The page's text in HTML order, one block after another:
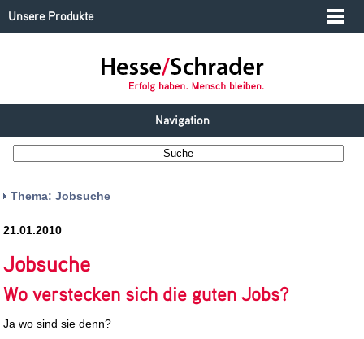
Unsere Produkte
Navigation
Thema: Jobsuche
21.01.2010
Jobsuche
Wo verstecken sich die guten Jobs?
Ja wo sind sie denn?